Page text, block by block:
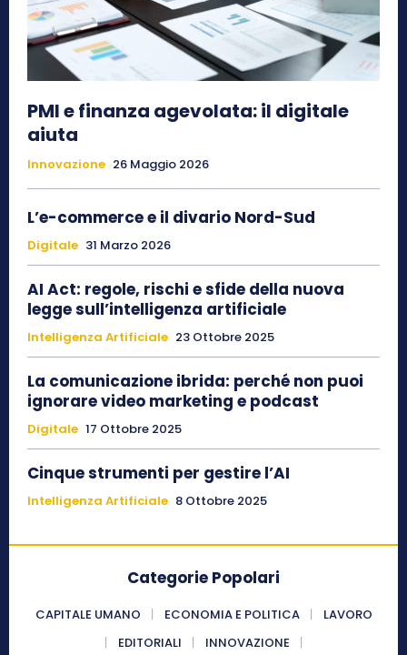
PMI e finanza agevolata: il digitale
aiuta
Innovazione 26 Maggio 2026
L’e-commerce e il divario Nord-Sud
Digitale 31 Marzo 2026
AI Act: regole, rischi e sfide della nuova
legge sull’intelligenza artificiale
Intelligenza Artificiale 23 Ottobre 2025
La comunicazione ibrida: perché non puoi
ignorare video marketing e podcast
Digitale 17 Ottobre 2025
Cinque strumenti per gestire l’AI
Intelligenza Artificiale 8 Ottobre 2025
Categorie Popolari
CAPITALE UMANO ECONOMIA E POLITICA
LAVORO
EDITORIALI
INNOVAZIONE